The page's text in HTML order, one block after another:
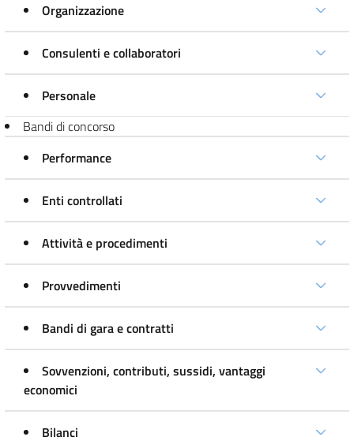
Organizzazione
Consulenti e collaboratori
Personale
Bandi di concorso
Performance
Enti controllati
Attività e procedimenti
Provvedimenti
Bandi di gara e contratti
Sovvenzioni, contributi, sussidi, vantaggi
economici
Bilanci